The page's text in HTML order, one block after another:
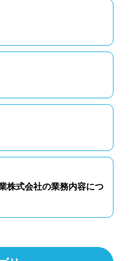
株式会社の業務内容につ